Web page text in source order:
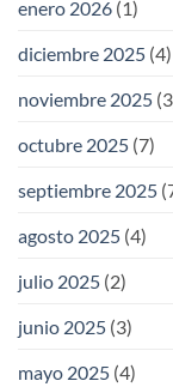
enero 2026 (1)
diciembre 2025 (4)
noviembre 2025
octubre 2025 (7)
septiembre 2025
agosto 2025 (4)
julio 2025 (2)
junio 2025 (3)
mayo 2025 (4)